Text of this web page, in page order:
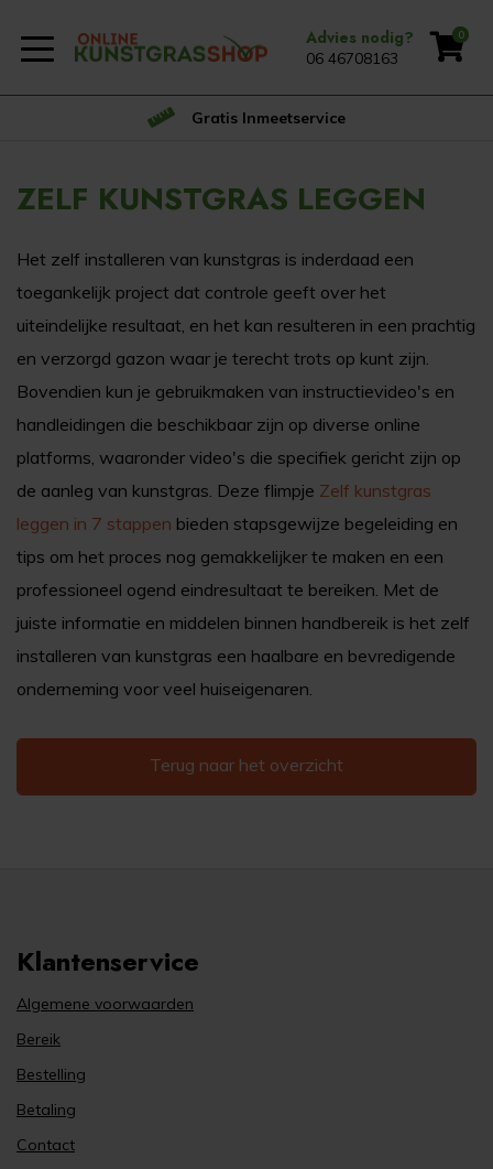
Advies nodig?
06 46708163
0
Gratis Inmeetservice
ZELF KUNSTGRAS LEGGEN
Het zelf installeren van kunstgras is inderdaad een
toegankelijk project dat controle geeft over het
uiteindelijke resultaat, en het kan resulteren in een prachtig
en verzorgd gazon waar je terecht trots op kunt zijn.
Bovendien kun je gebruikmaken van instructievideo's en
handleidingen die beschikbaar zijn op diverse online
platforms, waaronder video's die specifiek gericht zijn op
de aanleg van kunstgras. Deze flimpje Zelf kunstgras
leggen in 7 stappen bieden stapsgewijze begeleiding en
tips om het proces nog gemakkelijker te maken en een
professioneel ogend eindresultaat te bereiken. Met de
juiste informatie en middelen binnen handbereik is het zelf
installeren van kunstgras een haalbare en bevredigende
onderneming voor veel huiseigenaren.
Terug naar het overzicht
Klantenservice
Algemene voorwaarden
Bereik
Bestelling
Betaling
Contact